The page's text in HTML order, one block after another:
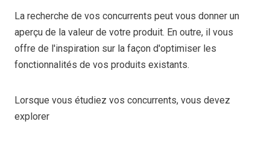
La recherche de vos concurrents peut vous donner un
aperçu de la valeur de votre produit. En outre, il vous
offre de l'inspiration sur la façon d'optimiser les
fonctionnalités de vos produits existants.
Lorsque vous étudiez vos concurrents, vous devez
explorer